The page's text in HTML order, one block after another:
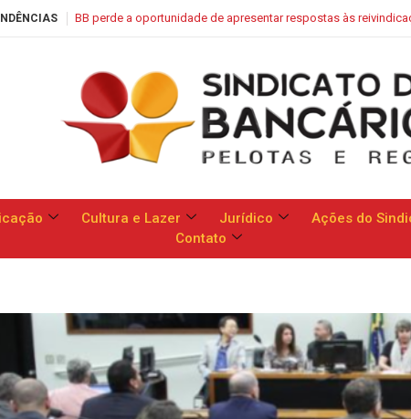
TENDÊNCIAS Saúde Caixa: Banco apresenta proposta que chega a
Cultura e Lazer Jurídico Ações do
Contato